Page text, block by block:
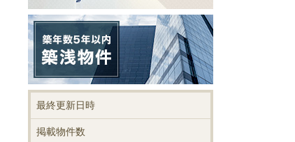
最終更新日時
掲載物件数